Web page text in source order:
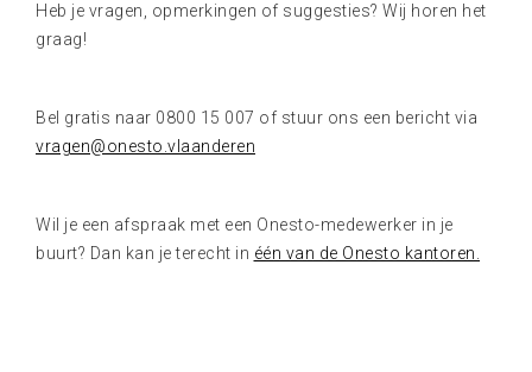
Heb je vragen, opmerkingen of suggesties? Wij horen het
graag!
Bel gratis naar 0800 15 007 of stuur ons een bericht via
vragen@onesto.vlaanderen
Wil je een afspraak met een Onesto-medewerker in je
buurt? Dan kan je terecht in één van de Onesto kantoren.